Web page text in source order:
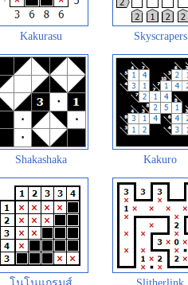
Kakurasu Skyscrapers
Shakashaka Kakuro
โนโนแกรมส์ Slitherlink